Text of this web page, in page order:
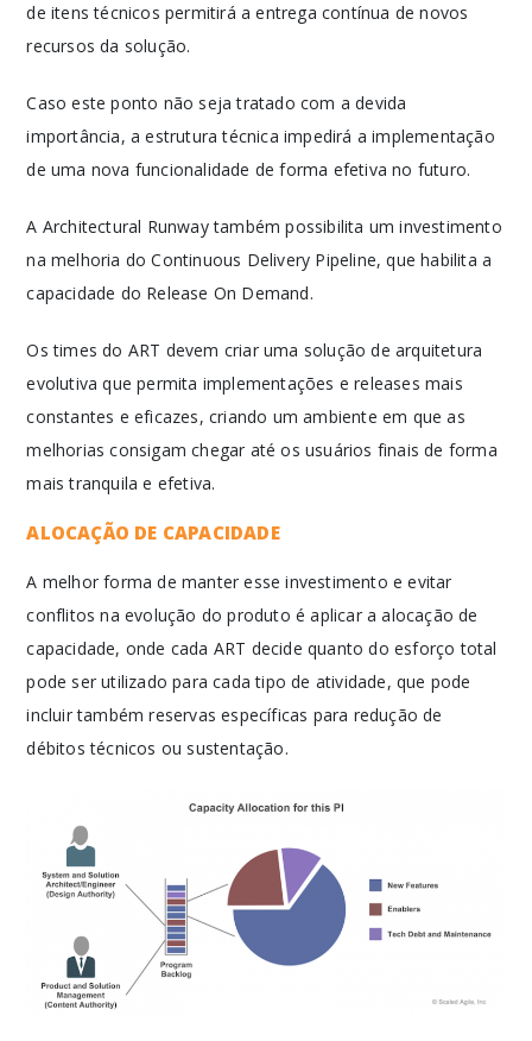
de itens técnicos permitirá a entrega contínua de novos
recursos da solução.
Caso este ponto não seja tratado com a devida
importância, a estrutura técnica impedirá a implementação
de uma nova funcionalidade de forma efetiva no futuro.
A Architectural Runway também possibilita um investimento
na melhoria do Continuous Delivery Pipeline, que habilita a
capacidade do Release On Demand.
Os times do ART devem criar uma solução de arquitetura
evolutiva que permita implementações e releases mais
constantes e eficazes, criando um ambiente em que as
melhorias consigam chegar até os usuários finais de forma
mais tranquila e efetiva.
ALOCAÇÃO DE CAPACIDADE
A melhor forma de manter esse investimento e evitar
conflitos na evolução do produto é aplicar a alocação de
capacidade, onde cada ART decide quanto do esforço total
pode ser utilizado para cada tipo de atividade, que pode
incluir também reservas específicas para redução de
débitos técnicos ou sustentação.